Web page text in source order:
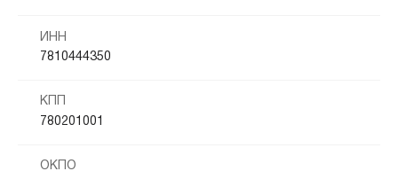
ИНН
7810444350
КПП
780201001
ОКПО